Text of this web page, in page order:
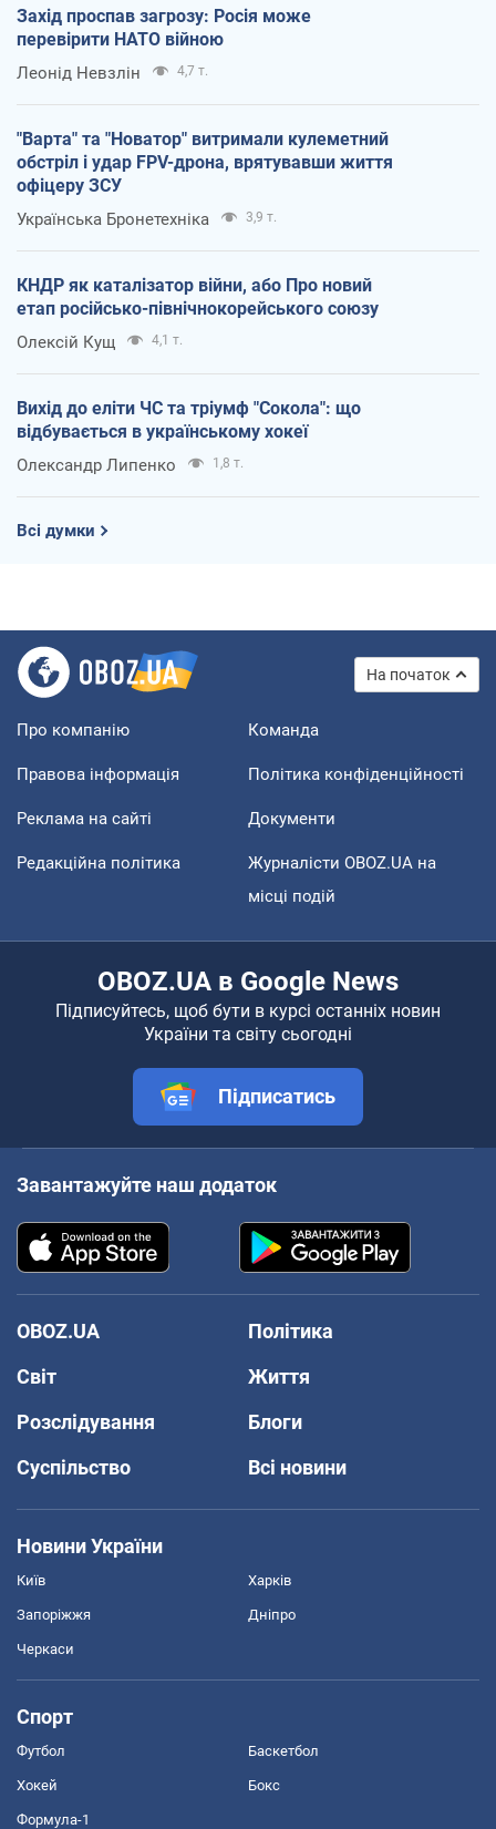
Захід проспав загрозу: Росія може
перевірити НАТО війною
Леонід Невзлін 4,7 т.
"Варта" та "Новатор" витримали кулеметний
обстріл і удар FPV-дрона, врятувавши життя
офіцеру ЗСУ
Українська Бронетехніка 3,9 т.
КНДР як каталізатор війни, або Про новий
етап російсько-північнокорейського союзу
Олексій Кущ 4,1 т.
Вихід до еліти ЧС та тріумф "Сокола": що
відбувається в українському хокеї
Олександр Липенко 1,8 т.
Всі думки
На початок
Про компанію Команда
Правова інформація Політика конфіденційності
Реклама на сайті Документи
Редакційна політика
Журналісти OBOZ.UA на
місці подій
OBOZ.UA в Google News
Підписуйтесь, щоб бути в курсі останніх новин
України та світу сьогодні
Підписатись
Завантажуйте наш додаток
OBOZ.UA
Політика
Світ
Життя
Розслідування
Блоги
Суспільство
Всі новини
Новини України
Київ Харків
Запоріжжя Дніпро
Черкаси
Спорт
Футбол Баскетбол
Хокей Бокс
Формула-1